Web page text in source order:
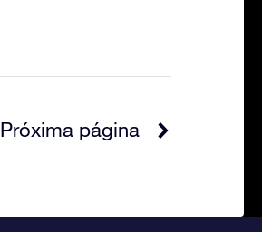
Próxima página